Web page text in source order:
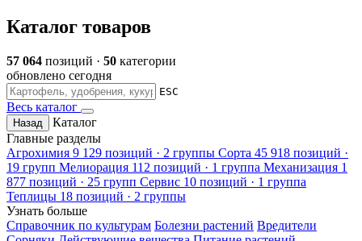
Каталог товаров
57 064 позиций · 50 категории
обновлено сегодня
ESC
Весь каталог
Назад
Каталог
Главные разделы
Агрохимия 9 129 позиций · 2 группы Сорта 45 918 позиций ·
19 групп Мелиорация 112 позиций · 1 группа Механизация 1
877 позиций · 25 групп Сервис 10 позиций · 1 группа
Теплицы 18 позиций · 2 группы
Узнать больше
Справочник по культурам Болезни растений Вредители